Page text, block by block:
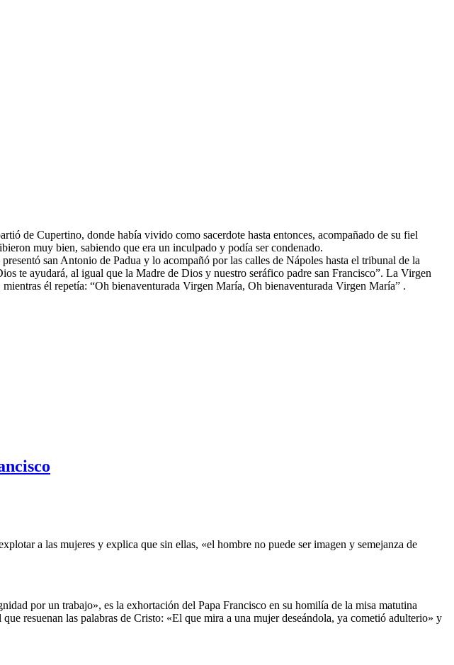
de Cupertino, donde había vivido como sacerdote hasta entonces, acompañado de su fiel
muy bien, sabiendo que era un inculpado y podía ser condenado.
san Antonio de Padua y lo acompañó por las calles de Nápoles hasta el tribunal de la
te ayudará, al igual que la Madre de Dios y nuestro seráfico padre san Francisco”. La Virgen
él repetía: “Oh bienaventurada Virgen María, Oh bienaventurada Virgen María” .
a las mujeres y explica que sin ellas, «el hombre no puede ser imagen y semejanza de
por un trabajo», es la exhortación del Papa Francisco en su homilía de la misa matutina
resuenan las palabras de Cristo: «El que mira a una mujer deseándola, ya cometió adulterio» y